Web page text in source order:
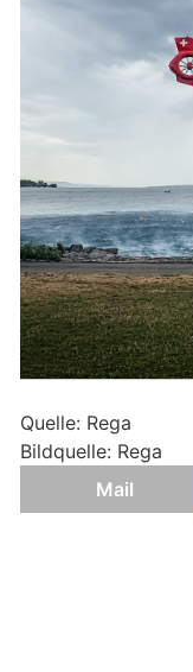
Quelle: Rega
Bildquelle: Rega
Mail